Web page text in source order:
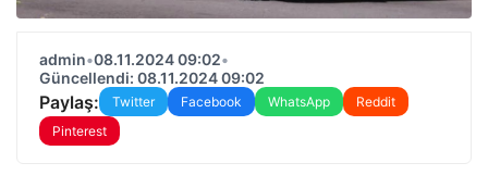
admin•08.11.2024 09:02•
Güncellendi: 08.11.2024 09:02
Paylaş: Twitter Facebook WhatsApp
Reddit
Pinterest